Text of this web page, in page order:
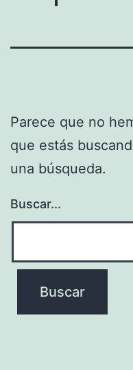
Parece que no
que estás
una búsqueda.
Buscar...